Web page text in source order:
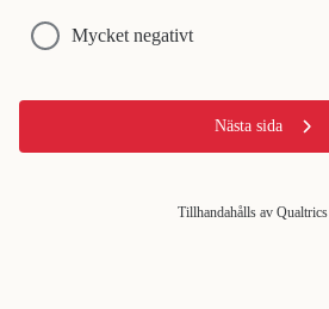
Mycket negativt
Nästa sida
Tillhandahålls av Qualtrics